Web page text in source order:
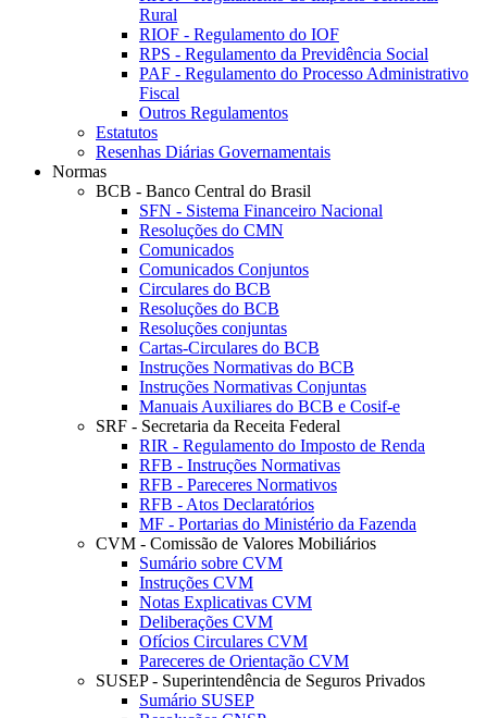
Rural
RIOF - Regulamento do IOF
RPS - Regulamento da Previdência Social
PAF - Regulamento do Processo Administrativo
Fiscal
Outros Regulamentos
Estatutos
Resenhas Diárias Governamentais
Normas
BCB - Banco Central do Brasil
SFN - Sistema Financeiro Nacional
Resoluções do CMN
Comunicados
Comunicados Conjuntos
Circulares do BCB
Resoluções do BCB
Resoluções conjuntas
Cartas-Circulares do BCB
Instruções Normativas do BCB
Instruções Normativas Conjuntas
Manuais Auxiliares do BCB e Cosif-e
SRF - Secretaria da Receita Federal
RIR - Regulamento do Imposto de Renda
RFB - Instruções Normativas
RFB - Pareceres Normativos
RFB - Atos Declaratórios
MF - Portarias do Ministério da Fazenda
CVM - Comissão de Valores Mobiliários
Sumário sobre CVM
Instruções CVM
Notas Explicativas CVM
Deliberações CVM
Ofícios Circulares CVM
Pareceres de Orientação CVM
SUSEP - Superintendência de Seguros Privados
Sumário SUSEP